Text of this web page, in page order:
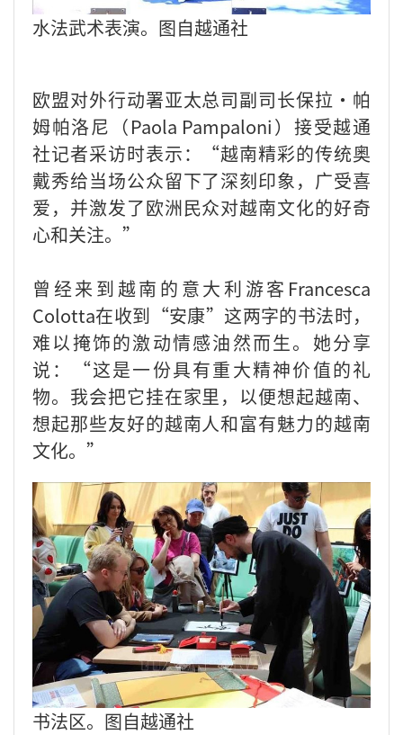
水法武术表演。图自越通社
欧盟对外行动署亚太总司副司长保拉·帕
姆帕洛尼（Paola Pampaloni）接受越通
社记者采访时表示：“越南精彩的传统奥
戴秀给当场公众留下了深刻印象，广受喜
爱，并激发了欧洲民众对越南文化的好奇
心和关注。”
曾经来到越南的意大利游客Francesca
Colotta在收到“安康”这两字的书法时，
难以掩饰的激动情感油然而生。她分享
说：“这是一份具有重大精神价值的礼
物。我会把它挂在家里，以便想起越南、
想起那些友好的越南人和富有魅力的越南
文化。”
书法区。图自越通社